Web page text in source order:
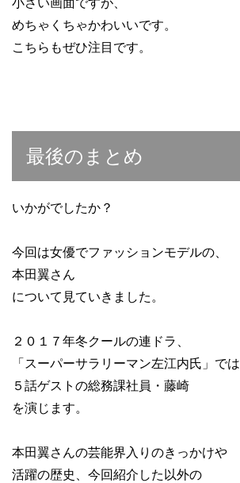
小さい画面ですが、
めちゃくちゃかわいいです。
こちらもぜひ注目です。
最後のまとめ
いかがでしたか？
今回は女優でファッションモデルの、
本田翼さん
について見ていきました。
２０１７年冬クールの連ドラ、
「スーパーサラリーマン左江内氏」では
５話ゲストの総務課社員・藤崎
を演じます。
本田翼さんの芸能界入りのきっかけや
活躍の歴史、今回紹介した以外の